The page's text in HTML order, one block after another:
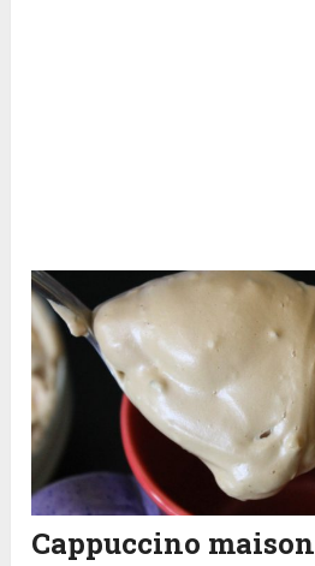
Cappuccino maison